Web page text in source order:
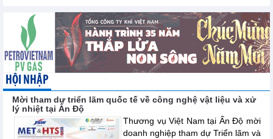
HỘI NHẬP
Mời tham dự triển lãm quốc tế về công nghệ vật liệu và xử
lý nhiệt tại Ấn Độ
Thương vụ Việt Nam tại Ấn Độ mời
doanh nghiệp tham dự Triển lãm và